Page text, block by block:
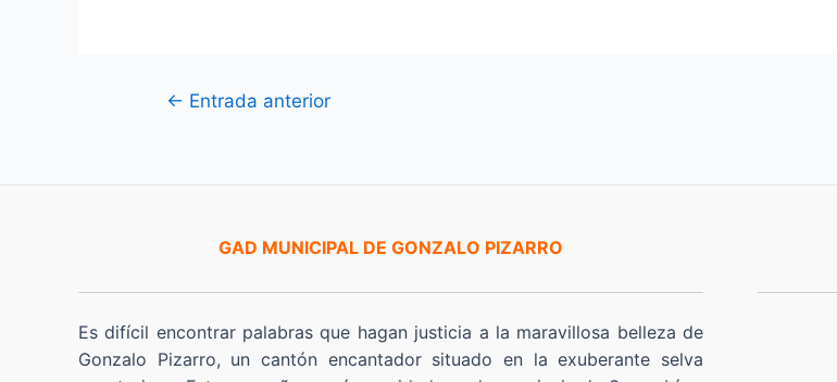
Navegación
← Entrada anterior
GAD MUNICIPAL DE GONZALO PIZARRO
Es difícil encontrar palabras que hagan justicia a la maravillosa belleza de
Gonzalo Pizarro, un cantón encantador situado en la exuberante selva